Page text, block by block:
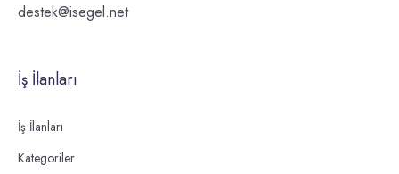
destek@isegel.net
İş İlanları
İş İlanları
Kategoriler